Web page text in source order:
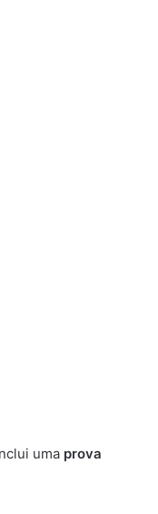
uma prova